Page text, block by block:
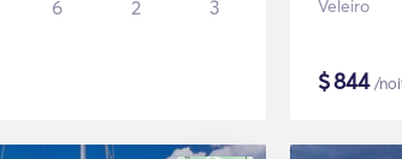
6 2 3 Veleiro
$844/